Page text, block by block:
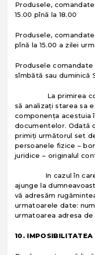
Produsele,
15.00 pînă la 18.00
Produsele,
pînă la 15.00 a zilei
Produsele
sîmbătă sau duminică
La primirea
să analizaţi starea sa
componenţa acestuia
documentelor. Odată
primiţi următorul set
persoanele fizice –
juridice – originalul
In cazul în care
ajunge la
vă adresăm
urmatoarele date:
urmatoarea adresa de
10. IMPOSIBILITATEA